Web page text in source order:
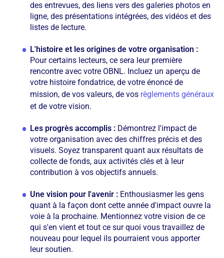
des entrevues, des liens vers des galeries photos en
ligne, des présentations intégrées, des vidéos et des
listes de lecture.
L'histoire et les origines de votre organisation :
Pour certains lecteurs, ce sera leur première
rencontre avec votre OBNL. Incluez un aperçu de
votre histoire fondatrice, de votre énoncé de
mission, de vos valeurs, de vos règlements généraux
et de votre vision.
Les progrès accomplis : Démontrez l'impact de
votre organisation avec des chiffres précis et des
visuels. Soyez transparent quant aux résultats de
collecte de fonds, aux activités clés et à leur
contribution à vos objectifs annuels.
Une vision pour l'avenir : Enthousiasmer les gens
quant à la façon dont cette année d'impact ouvre la
voie à la prochaine. Mentionnez votre vision de ce
qui s'en vient et tout ce sur quoi vous travaillez de
nouveau pour lequel ils pourraient vous apporter
leur soutien.